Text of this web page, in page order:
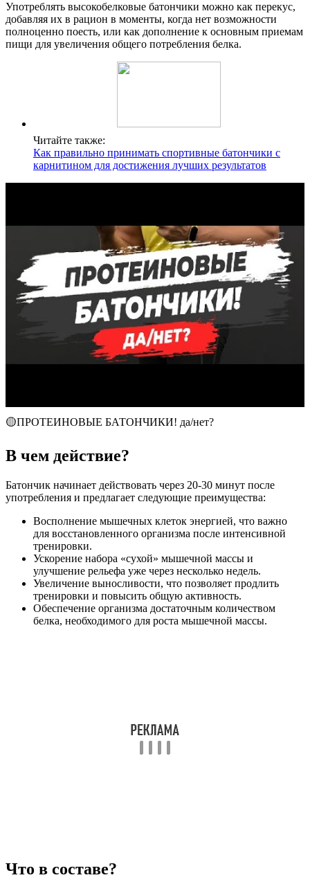
Употреблять высокобелковые батончики можно как перекус,
добавляя их в рацион в моменты, когда нет возможности
полноценно поесть, или как дополнение к основным приемам
пищи для увеличения общего потребления белка.
Читайте также:
Как правильно принимать спортивные батончики с
карнитином для достижения лучших результатов
🟡ПРОТЕИНОВЫЕ БАТОНЧИКИ! да/нет?
В чем действие?
Батончик начинает действовать через 20-30 минут после
употребления и предлагает следующие преимущества:
Восполнение мышечных клеток энергией, что важно
для восстановленного организма после интенсивной
тренировки.
Ускорение набора «сухой» мышечной массы и
улучшение рельефа уже через несколько недель.
Увеличение выносливости, что позволяет продлить
тренировки и повысить общую активность.
Обеспечение организма достаточным количеством
белка, необходимого для роста мышечной массы.
Что в составе?